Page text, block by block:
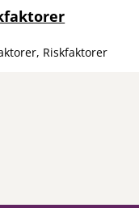
Riskfaktorer